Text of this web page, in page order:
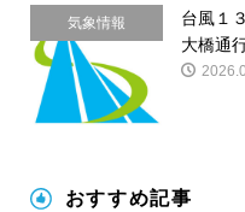
気象情報
台風１
大橋通
おすすめ記事